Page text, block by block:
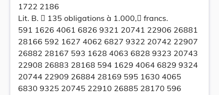
1722 2186
Lit. B.  135 obligations à 1.000, francs.
591 1626 4061 6826 9321 20741 22906 26881
28166 592 1627 4062 6827 9322 20742 22907
26882 28167 593 1628 4063 6828 9323 20743
22908 26883 28168 594 1629 4064 6829 9324
20744 22909 26884 28169 595 1630 4065
6830 9325 20745 22910 26885 28170 596